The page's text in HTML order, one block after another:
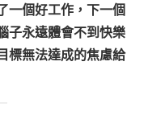
一個好工作，下一個
永遠體會不到快樂
標無法達成的焦慮給